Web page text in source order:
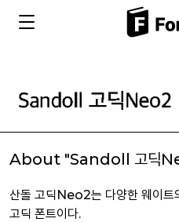
About "Sandoll 고딕
산돌 고딕Neo2는 다양한 웨이트
고딕 폰트이다.